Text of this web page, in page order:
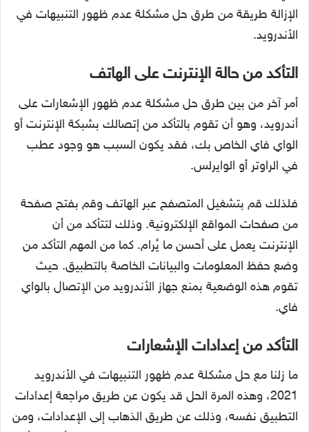
الإزالة طريقة من طرق حل مشكلة عدم ظهور التنبيهات في
الأندرويد.
التأكد من حالة الإنترنت على الهاتف
أمر آخر من بين طرق حل مشكلة عدم ظهور الإشعارات على
أندرويد، وهو أن تقوم بالتأكد من إتصالك بشبكة الإنترنت أو
الواي فاي الخاص بك، فقد يكون السبب هو وجود عطب
في الراوتر أو الوايرلس.
فلذلك قم بتشغيل المتصفح عبر الهاتف وقم بفتح صفحة
من صفحات المواقع الإلكترونية. وذلك لتتأكد من أن
الإنترنت يعمل على أحسن ما يُرام. كما من المهم التأكد من
وضع حفظ المعلومات والبيانات الخاصة بالتطبيق. حيث
تقوم هذه الوضعية بمنع جهاز الأندرويد من الإتصال بالواي
فاي.
التأكد من إعدادات الإشعارات
ما زلنا مع حل مشكلة عدم ظهور التنبيهات في الأندرويد
2021، وهذه المرة الحل قد يكون عن طريق مراجعة إعدادات
التطبيق نفسه، وذلك عن طريق الذهاب إلى الإعدادات، ومن